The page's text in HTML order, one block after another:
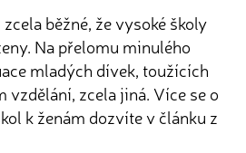
běžné, že vysoké školy
Na přelomu minulého
mladých dívek, toužících
vzdělání, zcela jiná. Více se o
k ženám dozvíte v článku z